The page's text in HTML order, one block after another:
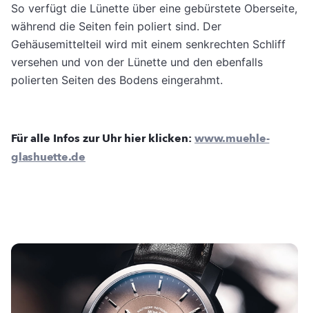
So verfügt die Lünette über eine gebürstete Oberseite,
während die Seiten fein poliert sind. Der
Gehäusemittelteil wird mit einem senkrechten Schliff
versehen und von der Lünette und den ebenfalls
polierten Seiten des Bodens eingerahmt.
Für alle Infos zur Uhr hier klicken: www.muehle-
glashuette.de